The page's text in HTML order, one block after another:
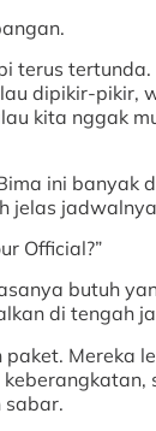
terus
dipikir-pikir,
kita nggak
ini banyak
jelas
Official?”
butuh
di tengah
Mereka
sabar.